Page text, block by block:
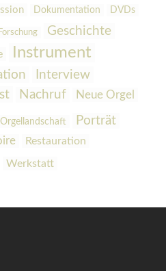
Dokumentation DVDs
Forschung Geschichte
Instrument
Interview
Nachruf Neue Orgel
Orgellandschaft Porträt
Restauration
Werkstatt